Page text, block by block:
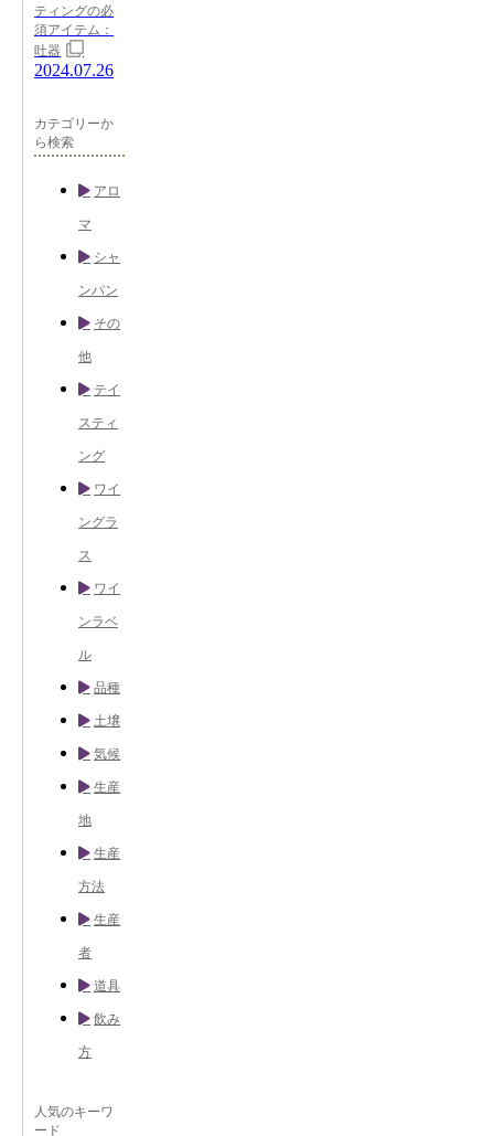
ティングの必
須アイテム：
吐器
2024.07.26
カテゴリーか
ら検索
アロ
マ
シャ
ンパン
その
他
テイ
スティ
ング
ワイ
ングラ
ス
ワイ
ンラベ
ル
品種
土壌
気候
生産
地
生産
方法
生産
者
道具
飲み
方
人気のキーワ
ード